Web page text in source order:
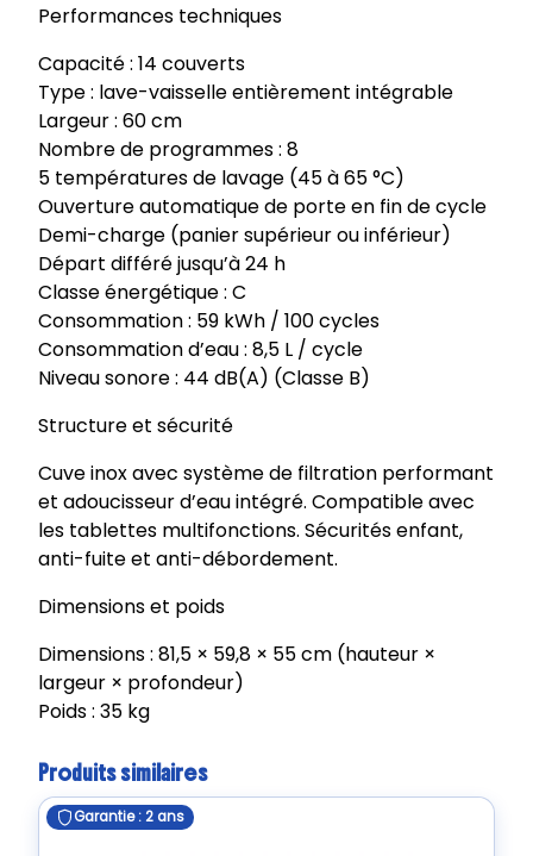
v
e
r
t
s
B
D
F
I
4
4
D
Q
Performances techniques
Capacité : 14 couverts
Type : lave-vaisselle entièrement intégrable
Largeur : 60 cm
Nombre de programmes : 8
5 températures de lavage (45 à 65 °C)
Ouverture automatique de porte en fin de cycle
Demi-charge (panier supérieur ou inférieur)
Départ différé jusqu’à 24 h
Classe énergétique : C
Consommation : 59 kWh / 100 cycles
Consommation d’eau : 8,5 L / cycle
Niveau sonore : 44 dB(A) (Classe B)
Structure et sécurité
Cuve inox avec système de filtration performant
et adoucisseur d’eau intégré. Compatible avec
les tablettes multifonctions. Sécurités enfant,
anti-fuite et anti-débordement.
Dimensions et poids
Dimensions : 81,5 × 59,8 × 55 cm (hauteur ×
largeur × profondeur)
Poids : 35 kg
Produits similaires
Garantie : 2 ans